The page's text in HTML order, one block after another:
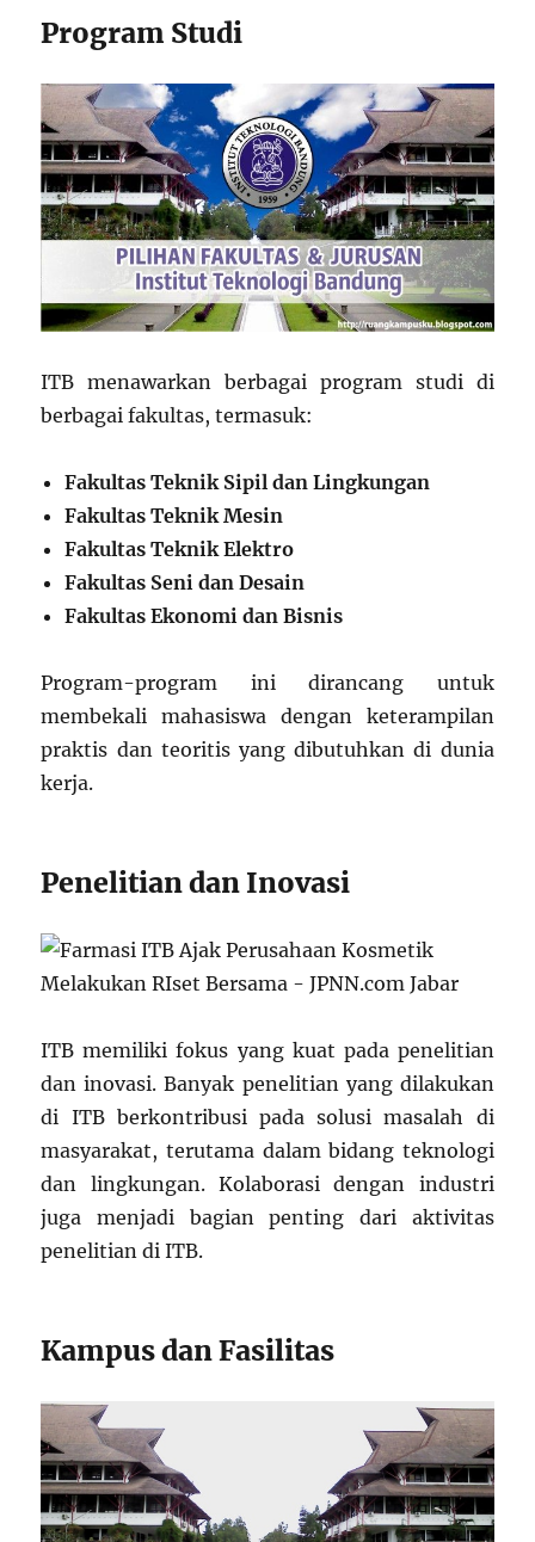
Program Studi
ITB menawarkan berbagai program studi di
berbagai fakultas, termasuk:
Fakultas Teknik Sipil dan Lingkungan
Fakultas Teknik Mesin
Fakultas Teknik Elektro
Fakultas Seni dan Desain
Fakultas Ekonomi dan Bisnis
Program-program ini dirancang untuk
membekali mahasiswa dengan keterampilan
praktis dan teoritis yang dibutuhkan di dunia
kerja.
Penelitian dan Inovasi
ITB memiliki fokus yang kuat pada penelitian
dan inovasi. Banyak penelitian yang dilakukan
di ITB berkontribusi pada solusi masalah di
masyarakat, terutama dalam bidang teknologi
dan lingkungan. Kolaborasi dengan industri
juga menjadi bagian penting dari aktivitas
penelitian di ITB.
Kampus dan Fasilitas